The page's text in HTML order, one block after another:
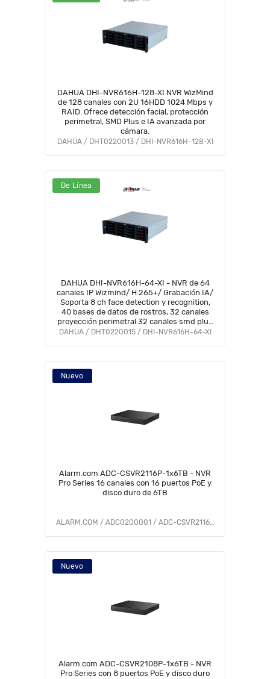
DAHUA DHI-NVR616H-128-XI NVR WizMind
de 128 canales con 2U 16HDD 1024 Mbps y
RAID. Ofrece detección facial, protección
perimetral, SMD Plus e IA avanzada por
cámara.
DAHUA / DHT0220013 / DHI-NVR616H-128-XI
De Línea
DAHUA DHI-NVR616H-64-XI - NVR de 64
canales IP Wizmind/ H.265+/ Grabación IA/
Soporta 8 ch face detection y recognition,
40 bases de datos de rostros, 32 canales
proyección perimetral 32 canales smd plus
#NPAIP
DAHUA / DHT0220015 / DHI-NVR616H-64-XI
Nuevo
Alarm.com ADC-CSVR2116P-1x6TB - NVR
Pro Series 16 canales con 16 puertos PoE y
disco duro de 6TB
ALARM.COM / ADC0200001 / ADC-CSVR2116P-1x6TB
Nuevo
Alarm.com ADC-CSVR2108P-1x6TB - NVR
Pro Series con 8 puertos PoE y disco duro